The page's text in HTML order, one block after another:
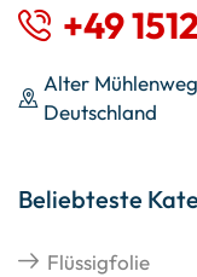
+49
Alter
Deutschland
Beliebteste
Flüssigfolie